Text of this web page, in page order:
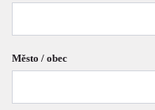
Město / obec